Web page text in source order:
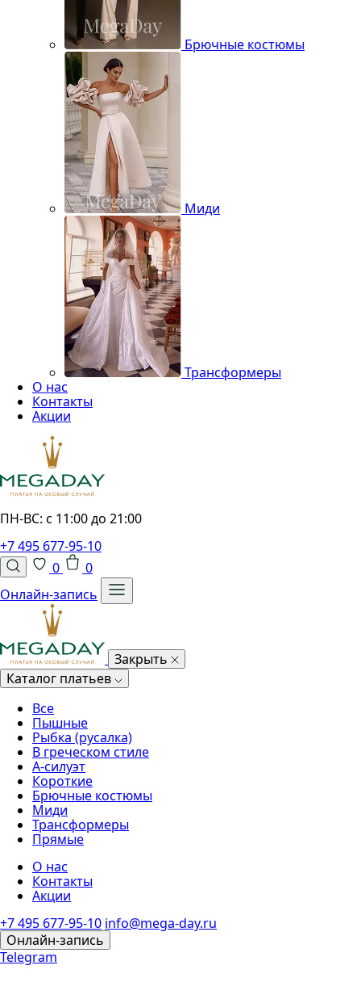
Брючные костюмы
Миди
Трансформеры
О нас
Контакты
Акции
ПН-ВС: с 11:00 до 21:00
+7 495 677-95-10
0
0
Онлайн-запись
Закрыть
Каталог платьев
Все
Пышные
Рыбка (русалка)
В греческом стиле
А-силуэт
Короткие
Брючные костюмы
Миди
Трансформеры
Прямые
О нас
Контакты
Акции
+7 495 677-95-10 info@mega-day.ru
Онлайн-запись
Telegram